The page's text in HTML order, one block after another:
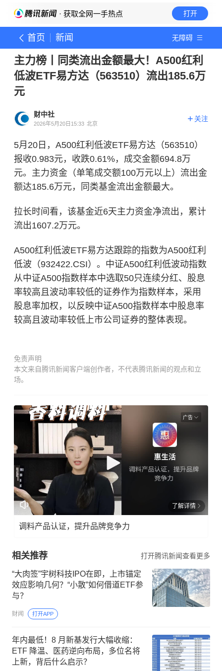
· 获取全网一手热点 打开
首页 新闻 无障碍
主力榜丨同类流出金额最大！A500红利
低波ETF易方达（563510）流出185.6万
元
财中社
2026年5月20日15:33 北京
关注
5月20日，A500红利低波ETF易方达（563510）
报收0.983元，收跌0.61%，成交金额694.8万
元。主力资金（单笔成交额100万元以上）流出金
额达185.6万元，同类基金流出金额最大。
拉长时间看，该基金近6天主力资金净流出，累计
流出1607.2万元。
A500红利低波ETF易方达跟踪的指数为A500红利
低波（932422.CSI）。中证A500红利低波动指数
从中证A500指数样本中选取50只连续分红、股息
率较高且波动率较低的证券作为指数样本，采用
股息率加权，以反映中证A500指数样本中股息率
较高且波动率较低上市公司证券的整体表现。
免责声明
本文来自腾讯新闻客户端创作者，不代表腾讯新闻的观点和立
场。
广告
了解详情
调料产品认证，提升品牌竞争力
相关推荐 打开腾讯新闻查看更多
“大肉签”宇树科技IPO在即，上市锚定
效应影响几何？“小散”如何借道ETF参
与？
财闻 打开APP
年内最低！8 月新基发行大幅收缩：
ETF 降温、医药逆向布局，多位名将
上新，背后什么启示？